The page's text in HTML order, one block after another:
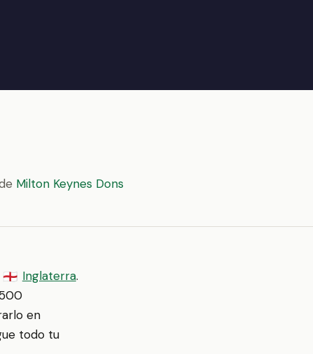
Milton Keynes Dons
🏴󠁧󠁢󠁥󠁮󠁧󠁿 Inglaterra.
en
todo tu